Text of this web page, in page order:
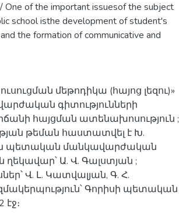
One of the important issuesof the subject
school isthe development of student's
the formation of communicative and
մեթոդիկա (հայոց լեզու)»
գիտությունների
հայցման ատենախոսություն ;
թեման հաստատվել է Խ.
պետական մանկավարժական
Ա. Վ. Գալստյան ;
Վ. Լ. Կատվալյան, Գ. Հ.
Գորիսի պետական